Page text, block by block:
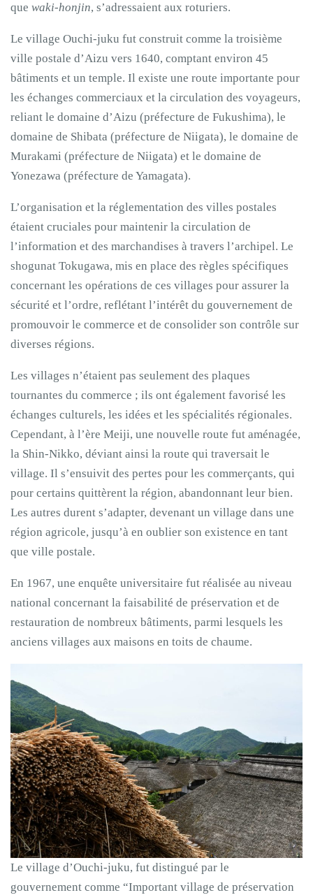
que waki-honjin, s’adressaient aux roturiers.
Le village Ouchi-juku fut construit comme la troisième
ville postale d’Aizu vers 1640, comptant environ 45
bâtiments et un temple. Il existe une route importante pour
les échanges commerciaux et la circulation des voyageurs,
reliant le domaine d’Aizu (préfecture de Fukushima), le
domaine de Shibata (préfecture de Niigata), le domaine de
Murakami (préfecture de Niigata) et le domaine de
Yonezawa (préfecture de Yamagata).
L’organisation et la réglementation des villes postales
étaient cruciales pour maintenir la circulation de
l’information et des marchandises à travers l’archipel. Le
shogunat Tokugawa, mis en place des règles spécifiques
concernant les opérations de ces villages pour assurer la
sécurité et l’ordre, reflétant l’intérêt du gouvernement de
promouvoir le commerce et de consolider son contrôle sur
diverses régions.
Les villages n’étaient pas seulement des plaques
tournantes du commerce ; ils ont également favorisé les
échanges culturels, les idées et les spécialités régionales.
Cependant, à l’ère Meiji, une nouvelle route fut aménagée,
la Shin-Nikko, déviant ainsi la route qui traversait le
village. Il s’ensuivit des pertes pour les commerçants, qui
pour certains quittèrent la région, abandonnant leur bien.
Les autres durent s’adapter, devenant un village dans une
région agricole, jusqu’à en oublier son existence en tant
que ville postale.
En 1967, une enquête universitaire fut réalisée au niveau
national concernant la faisabilité de préservation et de
restauration de nombreux bâtiments, parmi lesquels les
anciens villages aux maisons en toits de chaume.
Le village d’Ouchi-juku, fut distingué par le
gouvernement comme “Important village de préservation